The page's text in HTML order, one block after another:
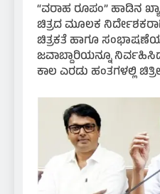
“ವರಾಹ ರೂಪಂ” ಹಾಡಿನ
ಚಿತ್ರದ ಮೂಲಕ ನಿರ್ದೇಶಕರಾಗಿ
ಚಿತ್ರಕತೆ ಹಾಗೂ
ಜವಾಬ್ದಾರಿಯನ್ನೂ
ಕಾಲ ಎರಡು ಹಂತಗಳಲ್ಲಿ